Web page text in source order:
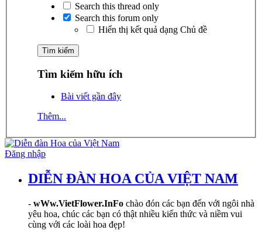
Search this thread only
Search this forum only
Hiển thị kết quả dạng Chủ đề
Tìm kiếm hữu ích
Bài viết gần đây
Thêm...
Đăng nhập
DIỄN ĐÀN HOA CỦA VIỆT NAM
- wWw.VietFlower.InFo chào đón các bạn đến với ngôi nhà
yêu hoa, chúc các bạn có thật nhiều kiến thức và niềm vui
cùng với các loài hoa đẹp!